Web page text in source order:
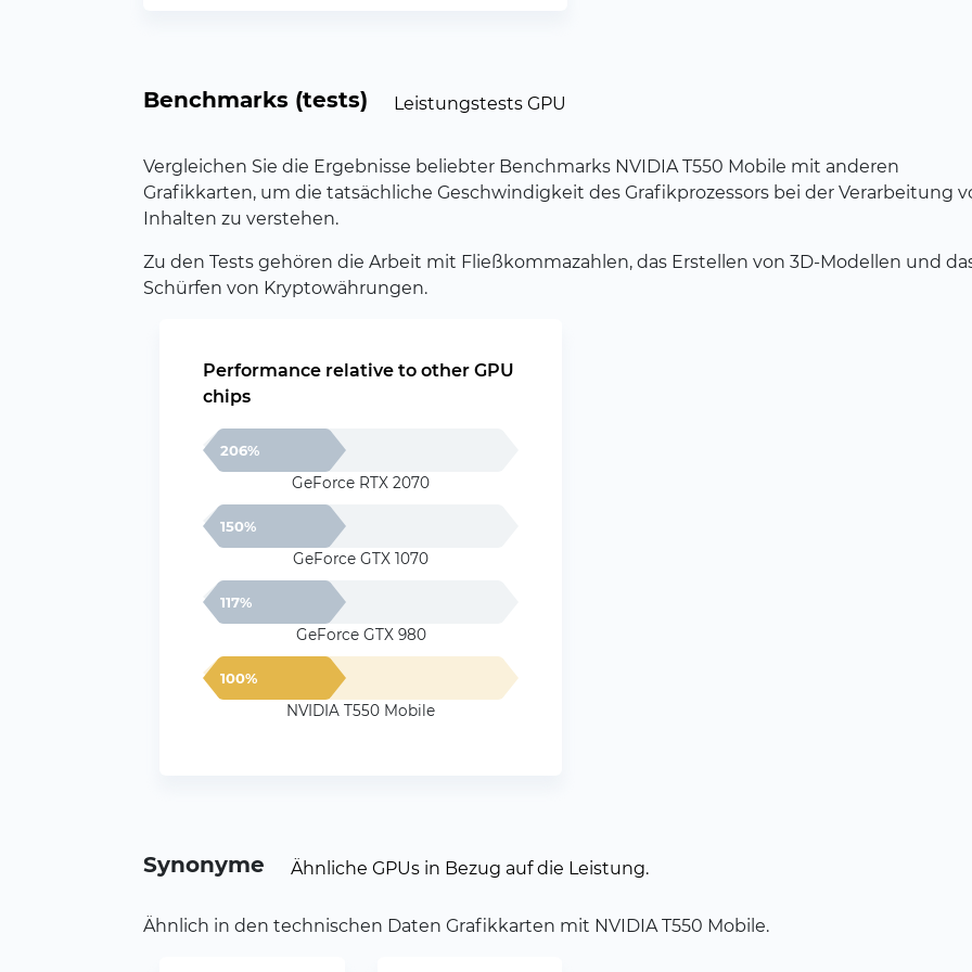
Benchmarks (tests) Leistungstests GPU
Vergleichen Sie die Ergebnisse beliebter Benchmarks NVIDIA T550 Mobile mit anderen
Grafikkarten, um die tatsächliche Geschwindigkeit des Grafikprozessors bei der Verarbeitung
Inhalten zu verstehen.
Zu den Tests gehören die Arbeit mit Fließkommazahlen, das Erstellen von 3D-Modellen und
Schürfen von Kryptowährungen.
Performance relative to other GPU
chips
206%
GeForce RTX 2070
150%
GeForce GTX 1070
117%
GeForce GTX 980
100%
NVIDIA T550 Mobile
Synonyme Ähnliche GPUs in Bezug auf die Leistung.
Ähnlich in den technischen Daten Grafikkarten mit NVIDIA T550 Mobile.